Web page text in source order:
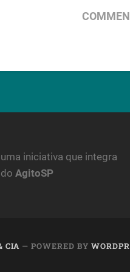
iniciativa que integra
doAgitoSP
CIA — POWERED BY